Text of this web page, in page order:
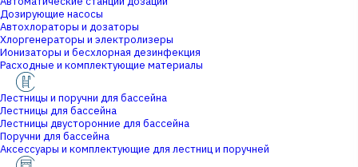
Дозирующие насосы
Автохлораторы и дозаторы
Хлоргенераторы и электролизеры
Ионизаторы и бесхлорная дезинфекция
Расходные и комплектующие материалы
Лестницы и поручни для бассейна
Лестницы для бассейна
Лестницы двусторонние для бассейна
Поручни для бассейна
Аксессуары и комплектующие для лестниц и поручней